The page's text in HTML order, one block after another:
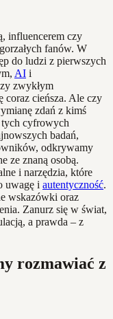
influencerem czy
fanów. W
do ludzi z pierwszych
AI i
zwykłym
coraz cieńsza. Ale czy
zdań z kimś
tych cyfrowych
badań,
odkrywamy
ze znaną osobą.
i narzędzia, które
uwagę i autentyczność.
wskazówki oraz
Zanurz się w świat,
a prawda – z
rozmawiać z